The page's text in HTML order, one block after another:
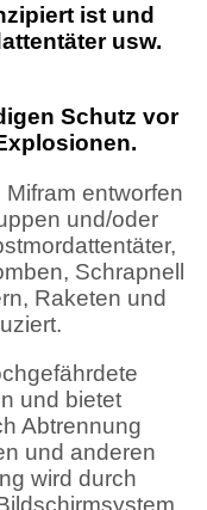
ist und
usw.
Schutz vor
entworfen
und/oder
Schrapnell
Raketen und
und bietet
Abtrennung
und anderen
wird durch